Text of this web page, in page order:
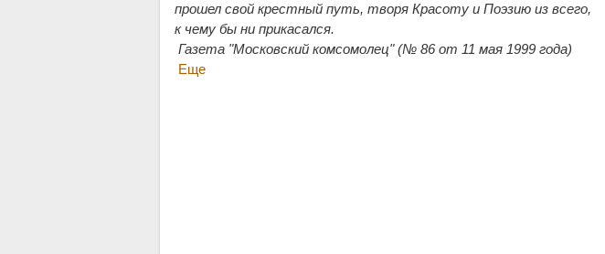
прошел свой крестный путь, творя Красоту и Поэзию из всего,
к чему бы ни прикасался.
Газета "Московский комсомолец" (№ 86 от 11 мая 1999 года)
Еще